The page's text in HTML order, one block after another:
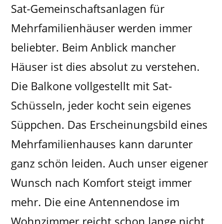
Sat-Gemeinschaftsanlagen für
Mehrfamilienhäuser werden immer
beliebter. Beim Anblick mancher
Häuser ist dies absolut zu verstehen.
Die Balkone vollgestellt mit Sat-
Schüsseln, jeder kocht sein eigenes
Süppchen. Das Erscheinungsbild eines
Mehrfamilienhauses kann darunter
ganz schön leiden. Auch unser eigener
Wunsch nach Komfort steigt immer
mehr. Die eine Antennendose im
Wohnzimmer reicht schon lange nicht